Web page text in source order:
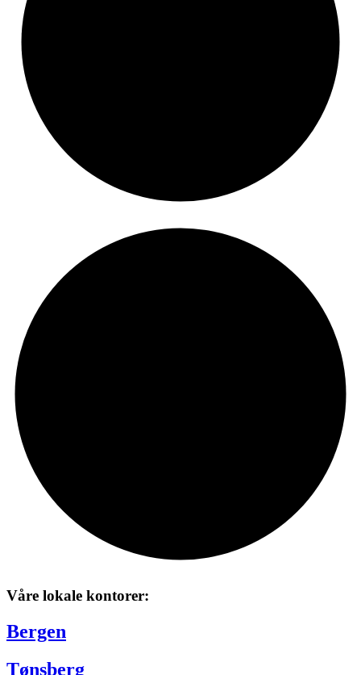
Våre lokale kontorer:
Bergen
Tønsberg